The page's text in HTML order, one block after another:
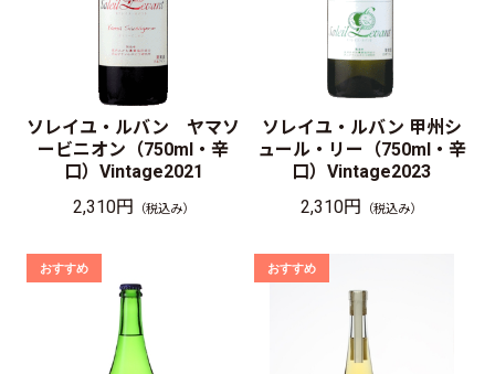
ソレイユ・ルバン ヤマソ
ービニオン（750ml・辛
口）Vintage2021
2,310円 （税込み）
ソレイユ・ルバン 甲州シ
ュール・リー（750ml・辛
口）Vintage2023
2,310円 （税込み）